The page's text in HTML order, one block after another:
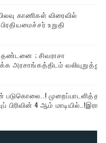
காணிகள் விரைவில்
பிரதியமைச்சர் உறுதி
தண்டனை ; சிவராசா
அரசாங்கத்திடம் வலியுறுத்து
முறைப்பாடளித்த
பிரிவின் 4 ஆம் மாடியில்..!இரா